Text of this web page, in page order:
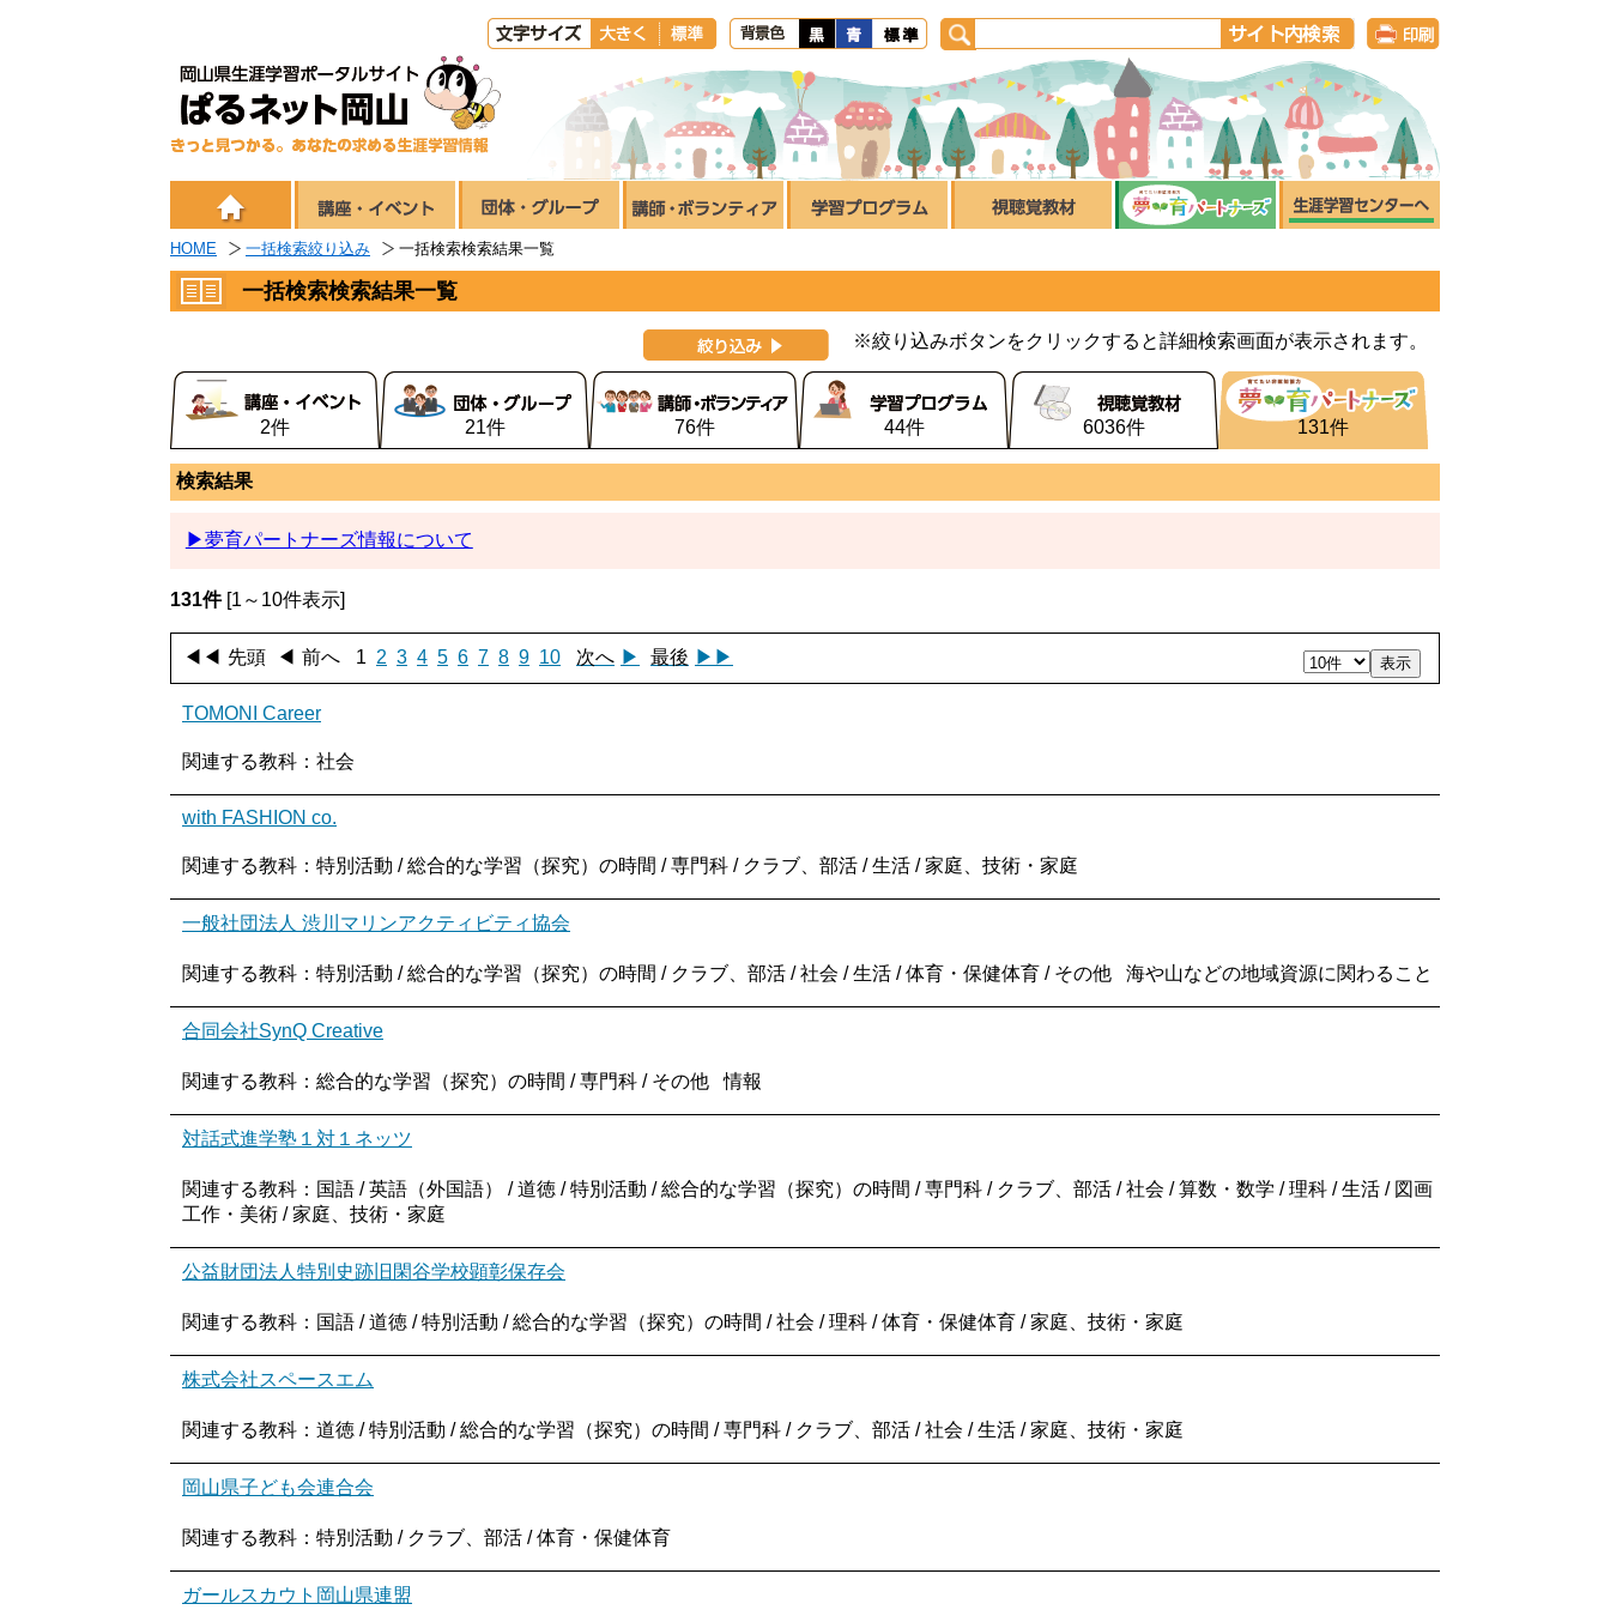
HOME 一括検索絞り込み 一括検索検索結果一覧
一括検索検索結果一覧
※絞り込みボタンをクリックすると詳細検索画面が表示されます。
2件 21件 76件 44件 6036件 131件
検索結果
▶夢育パートナーズ情報について
131件[1～10件表示]
◀◀ 先頭 ◀ 前へ 1 2 3 4 5 6 7 8 9 10 次へ ▶ 最後 ▶▶ 表示
TOMONI Career
関連する教科：社会
with FASHION co.
関連する教科：特別活動 / 総合的な学習（探究）の時間 / 専門科 / クラブ、部活 / 生活 / 家庭、技術・家庭
一般社団法人 渋川マリンアクティビティ協会
関連する教科：特別活動 / 総合的な学習（探究）の時間 / クラブ、部活 / 社会 / 生活 / 体育・保健体育 / その他 海や山などの地域資源に関わること
合同会社SynQ Creative
関連する教科：総合的な学習（探究）の時間 / 専門科 / その他 情報
対話式進学塾１対１ネッツ
関連する教科：国語 / 英語（外国語） / 道徳 / 特別活動 / 総合的な学習（探究）の時間 / 専門科 / クラブ、部活 / 社会 / 算数・数学 / 理科 / 生活 / 図画
工作・美術 / 家庭、技術・家庭
公益財団法人特別史跡旧閑谷学校顕彰保存会
関連する教科：国語 / 道徳 / 特別活動 / 総合的な学習（探究）の時間 / 社会 / 理科 / 体育・保健体育 / 家庭、技術・家庭
株式会社スペースエム
関連する教科：道徳 / 特別活動 / 総合的な学習（探究）の時間 / 専門科 / クラブ、部活 / 社会 / 生活 / 家庭、技術・家庭
岡山県子ども会連合会
関連する教科：特別活動 / クラブ、部活 / 体育・保健体育
ガールスカウト岡山県連盟